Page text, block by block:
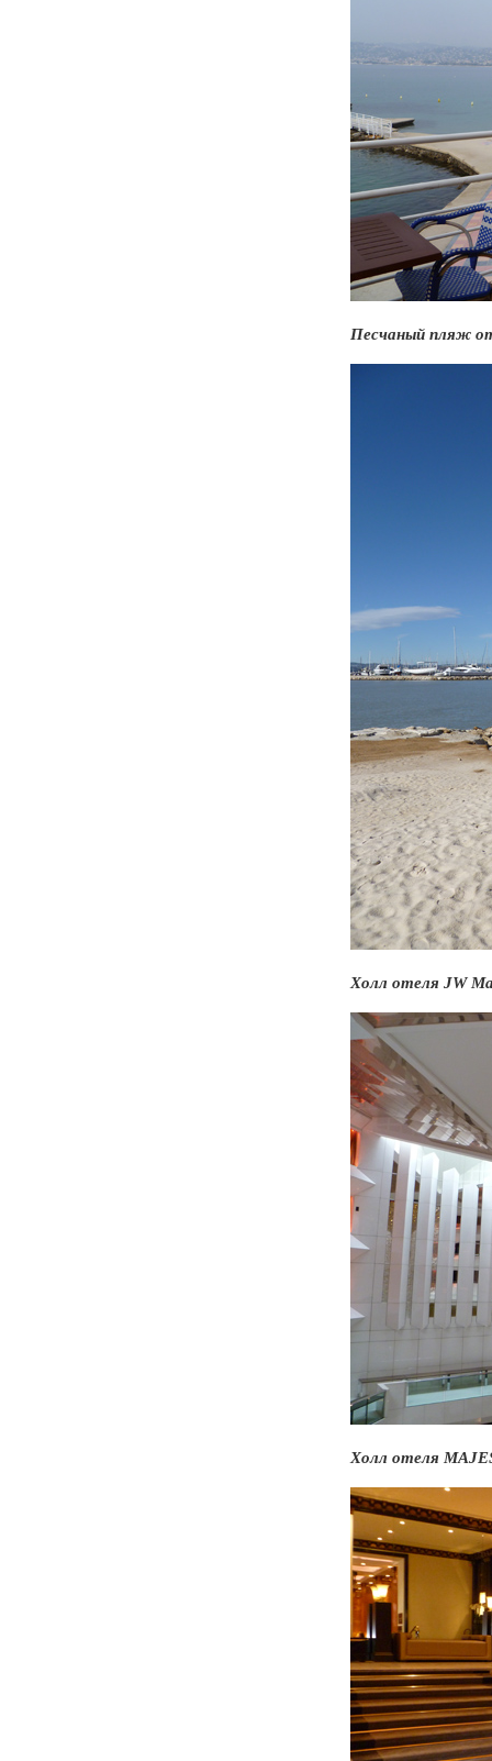
Песчаный пляж
Холл отеля JW
Холл отеля